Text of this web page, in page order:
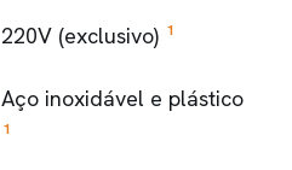
220V (exclusivo) 1
Aço inoxidável e plástico
1